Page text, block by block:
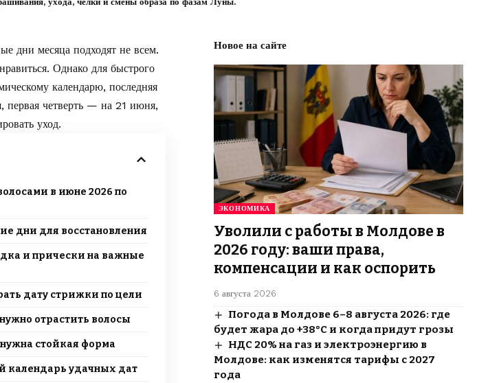
дни месяца подходят не всем.
Однако для быстрого
календарю, последняя
четверть — на 21 июня,
уход.
в июне 2026 по
дни для восстановления
и прически на важные
дату стрижки по цели
отрастить волосы
стойкая форма
календарь удачных дат
Новое на сайте
ЭКОНОМИКА
Уволили с работы в Молдове в
2026 году: ваши права,
компенсации и как оспорить
6 августа 2026
Погода в Молдове 6–8 августа 2026: где
будет жара до +38°C и когда придут грозы
НДС 20% на газ и электроэнергию в
Молдове: как изменятся тарифы с 2027
года